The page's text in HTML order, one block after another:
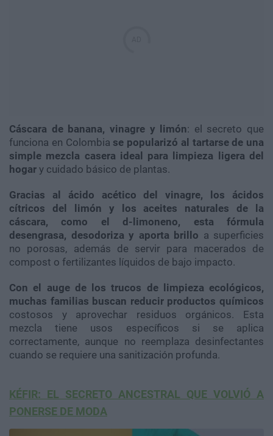
Cáscara de banana, vinagre y limón: el secreto que
funciona en Colombia se popularizó al tartarse de una
simple mezcla casera ideal para limpieza ligera del
hogar y cuidado básico de plantas.
Gracias al ácido acético del vinagre, los ácidos
cítricos del limón y los aceites naturales de la
cáscara, como el d-limoneno, esta fórmula
desengrasa, desodoriza y aporta brillo a superficies
no porosas, además de servir para macerados de
compost o fertilizantes líquidos de bajo impacto.
Con el auge de los trucos de limpieza ecológicos,
muchas familias buscan reducir productos químicos
costosos y aprovechar residuos orgánicos. Esta
mezcla tiene usos específicos si se aplica
correctamente, aunque no reemplaza desinfectantes
cuando se requiere una sanitización profunda.
KÉFIR: EL SECRETO ANCESTRAL QUE VOLVIÓ A
PONERSE DE MODA